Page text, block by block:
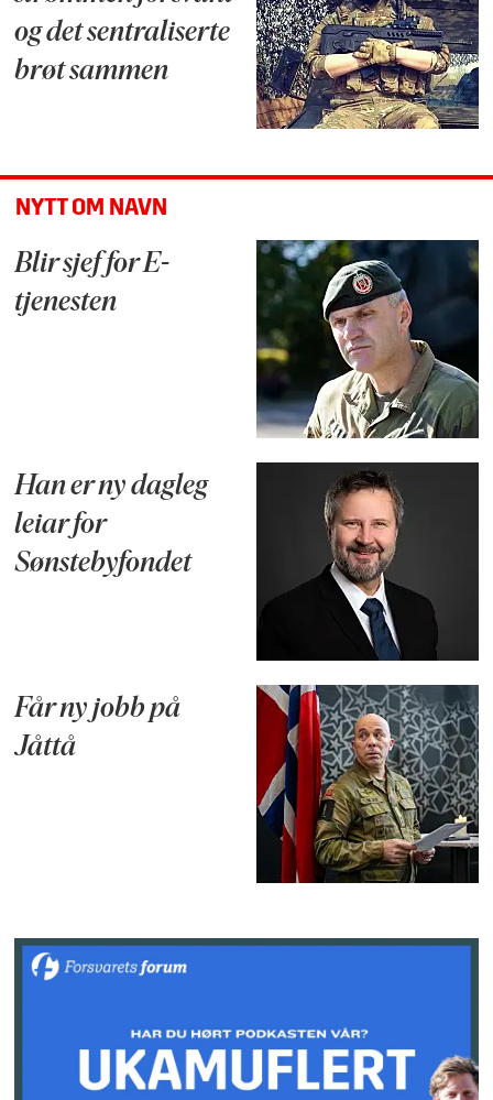
og det sentraliserte
brøt sammen
NYTT OM NAVN
Blir sjef for E-
tjenesten
Han er ny dagleg
leiar for
Sønstebyfondet
Får ny jobb på
Jåttå